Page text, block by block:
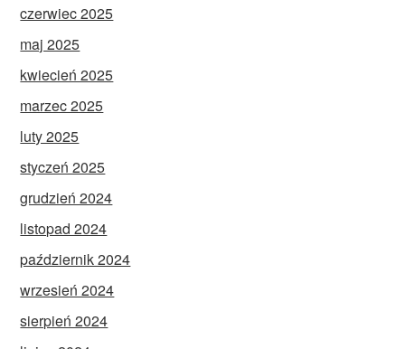
czerwiec 2025
maj 2025
kwiecień 2025
marzec 2025
luty 2025
styczeń 2025
grudzień 2024
listopad 2024
październik 2024
wrzesień 2024
sierpień 2024